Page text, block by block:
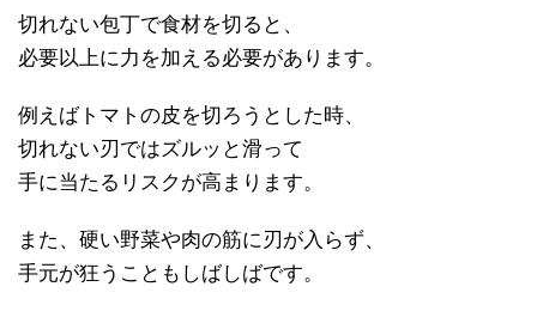
切れない包丁で食材を切ると、
必要以上に力を加える必要があります。
例えばトマトの皮を切ろうとした時、
切れない刃ではズルッと滑って
手に当たるリスクが高まります。
また、硬い野菜や肉の筋に刃が入らず、
手元が狂うこともしばしばです。